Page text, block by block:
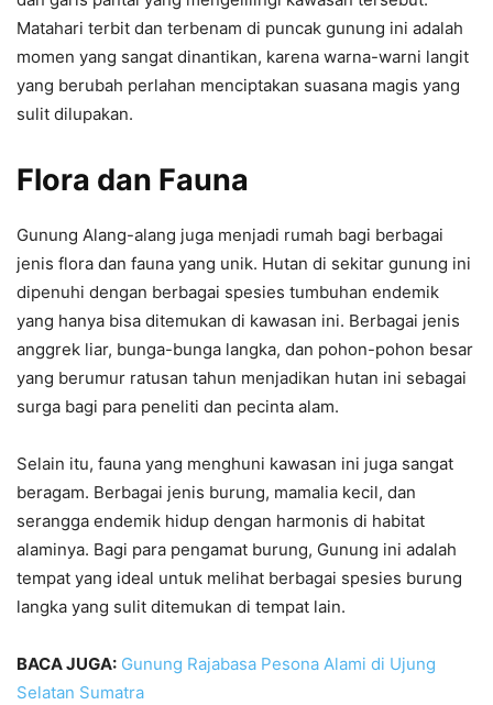
Matahari terbit dan terbenam di puncak gunung ini adalah
momen yang sangat dinantikan, karena warna-warni langit
yang berubah perlahan menciptakan suasana magis yang
sulit dilupakan.
Flora dan Fauna
Gunung Alang-alang juga menjadi rumah bagi berbagai
jenis flora dan fauna yang unik. Hutan di sekitar gunung ini
dipenuhi dengan berbagai spesies tumbuhan endemik
yang hanya bisa ditemukan di kawasan ini. Berbagai jenis
anggrek liar, bunga-bunga langka, dan pohon-pohon besar
yang berumur ratusan tahun menjadikan hutan ini sebagai
surga bagi para peneliti dan pecinta alam.
Selain itu, fauna yang menghuni kawasan ini juga sangat
beragam. Berbagai jenis burung, mamalia kecil, dan
serangga endemik hidup dengan harmonis di habitat
alaminya. Bagi para pengamat burung, Gunung ini adalah
tempat yang ideal untuk melihat berbagai spesies burung
langka yang sulit ditemukan di tempat lain.
BACA JUGA: Gunung Rajabasa Pesona Alami di Ujung
Selatan Sumatra